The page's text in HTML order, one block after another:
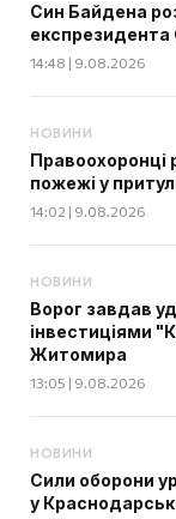
Син Байдена
14:48 | 9.08.2026
НОВИНИ
Правоохоронці
пожежі у
14:02 | 9.08.2026
НОВИНИ
Ворог завдав
інвестиціями
Житомира
13:05 | 9.08.2026
НОВИНИ
Сили оборони
у